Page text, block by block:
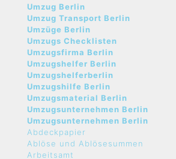
Umzug Berlin
Umzug Transport Berlin
Umzüge Berlin
Umzugs Checklisten
Umzugsfirma Berlin
Umzugshelfer Berlin
Umzugshelferberlin
Umzugshilfe Berlin
Umzugsmaterial Berlin
Umzugsunternehmen Berlin
Umzugsunternehmen Berlin
Abdeckpapier
Ablöse und Ablösesummen
Arbeitsamt